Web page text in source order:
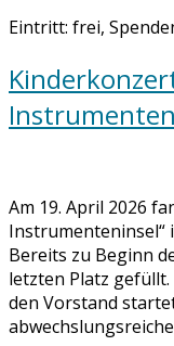
Eintritt: frei,
Am 19. April 2026
Instrumenteninsel“
Bereits zu Beginn
letzten Platz
den Vorstand